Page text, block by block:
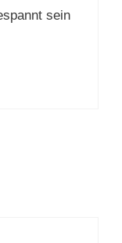
sein